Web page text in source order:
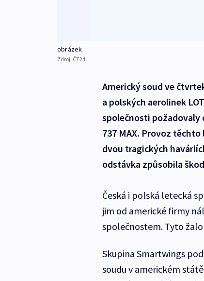
obrázek
Zdroj: ČT24
Americký soud ve
a polských aerolinek
společnosti požadovaly
737 MAX. Provoz
dvou tragických
odstávka způsobila
Česká i polská letecká
jim od americké firmy
společnostem. Tyto
Skupina Smartwings
soudu v americkém